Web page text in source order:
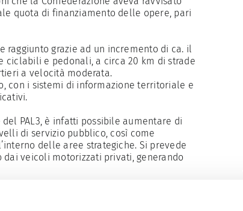
quota di finanziamento delle opere, pari
raggiunto grazie ad un incremento di ca. il
ciclabili e pedonali, a circa 20 km di strade
a velocità moderata.
con i sistemi di informazione territoriale e
PAL3, è infatti possibile aumentare di
di servizio pubblico, così come
delle aree strategiche. Si prevede
veicoli motorizzati privati, generando